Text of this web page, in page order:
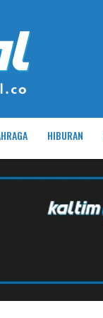
HIBURAN